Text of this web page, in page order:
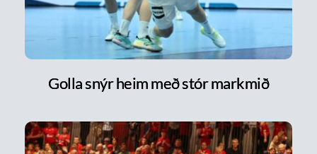
Golla snýr heim með stór markmið